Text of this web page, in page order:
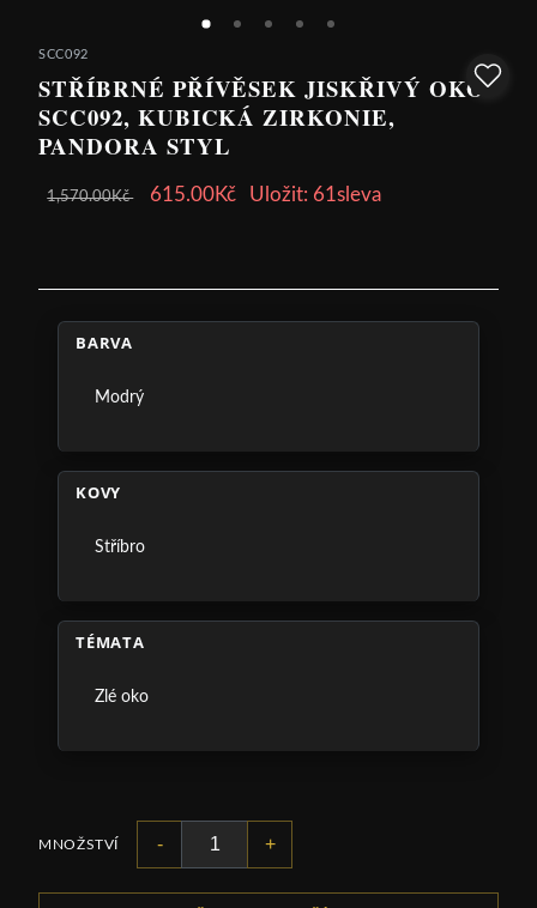
SCC092
STŘÍBRNÉ PŘÍVĚSEK JISKŘIVÝ OKO
SCC092, KUBICKÁ ZIRKONIE,
PANDORA STYL
1,570.00Kč 615.00Kč Uložit: 61sleva
BARVA
Modrý
KOVY
Stříbro
TÉMATA
Zlé oko
MNOŽSTVÍ - +